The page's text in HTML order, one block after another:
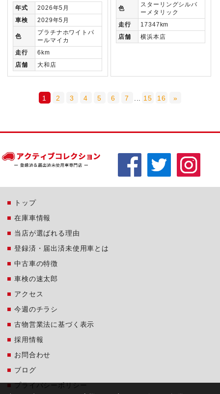
年式
2026年5月
車検
2029年5月
色
プラチナホワイトパ
ールマイカ
走行
6km
店舗
大和店
色
スターリングシルバ
ーメタリック
走行
17347km
店舗
横浜本店
1 2 3 4 5 6 7 15 16 »
トップ
在庫車情報
当店が選ばれる理由
登録済・届出済未使用車とは
中古車の特徴
車検の速太郎
アクセス
今週のチラシ
古物営業法に基づく表示
採用情報
お問合わせ
ブログ
プライバシーポリシー